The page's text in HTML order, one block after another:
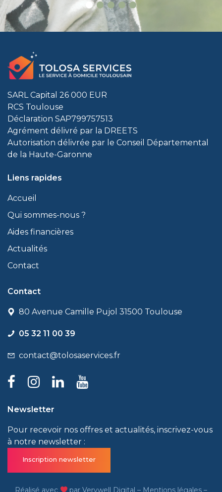
SARL Capital 26 000 EUR
RCS Toulouse
Déclaration SAP799757513
Agrément délivré par la DREETS
Autorisation délivrée par le Conseil Départemental
de la Haute-Garonne
Liens rapides
Accueil
Qui sommes-nous ?
Aides financières
Actualités
Contact
Contact
80 Avenue Camille Pujol 31500 Toulouse
05 32 11 00 39
contact@tolosaservices.fr
Newsletter
Pour recevoir nos offres et actualités, inscrivez-vous
à notre newsletter :
Inscription newsletter
Réalisé avec parVerywell Digital– Mentions légales–